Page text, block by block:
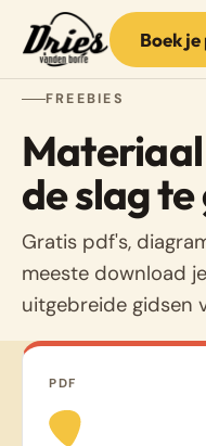
Boek
FREEBIES
de slag
Gratis pdf's,
meeste download
uitgebreide gidsen
PDF